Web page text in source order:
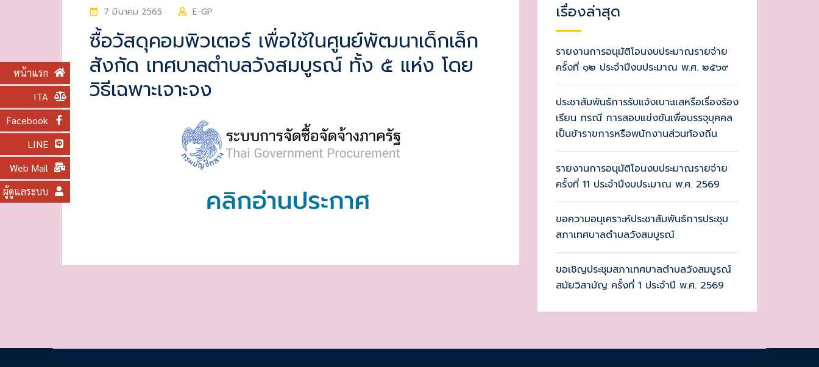
หน้าแรก
ITA
Facebook
LINE
Web Mail
ผู้ดูแลระบบ
P
O
S
T
E
D
7 มีนาคม 2565 E-GP
ซื้อวัสดุคอมพิวเตอร์ เพื่อใช้ในศูนย์พัฒนาเด็กเล็ก
สังกัด เทศบาลตำบลวังสมบูรณ์ ทั้ง ๕ แห่ง โดย
วิธีเฉพาะเจาะจง
เรื่องล่าสุด
รายงานการอนุมัติโอนงบประมาณรายจ่าย
ครั้งที่ ๑๒ ประจำปีงบประมาณ พ.ศ. ๒๕๖๙
ประชาสัมพันธ์การรับแจ้งเบาะแสหรือเรื่องร้อง
เรียน กรณี การสอบแข่งขันเพื่อบรรจุบุคคล
เป็นข้าราขการหรือพนักงานส่วนท้องถิ่น
รายงานการอนุมัติโอนงบประมาณรายจ่าย
ครั้งที่ 11 ประจำปีงบประมาณ พ.ศ. 2569
ขอความอนุเคราะห์ประชาสัมพันธ์การประชุม
สภาเทศบาลตำบลวังสมบูรณ์
ขอเชิญประชุมสภาเทศบาลตำบลวังสมบูรณ์
สมัยวิสามัญ ครั้งที่ 1 ประจำปี พ.ศ. 2569